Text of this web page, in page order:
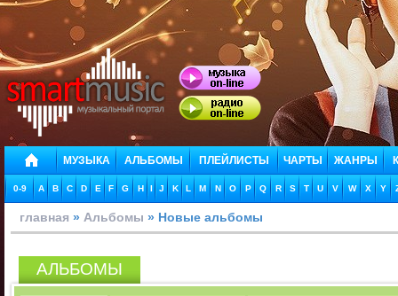
МУЗЫКА АЛЬБОМЫ ПЛЕЙЛИСТЫ ЧАРТЫ ЖАНРЫ
0-9 A B C D E F G H I J K L M N O P Q R S T U V W X Y
главная » Альбомы » Новые альбомы
АЛЬБОМЫ